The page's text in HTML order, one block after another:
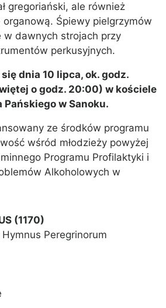
gregoriański, ale również
Śpiewy pielgrzymów
w dawnych strojach przy
perkusyjnych.
dnia 10 lipca, ok. godz.
o godz. 20:00) w kościele
Pańskiego w Sanoku.
ze środków programu
wśród młodzieży powyżej
Programu Profilaktyki i
Alkoholowych w
(1170)
Peregrinorum